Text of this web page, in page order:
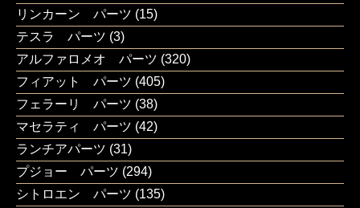
リンカーン パーツ (15)
テスラ パーツ (3)
アルファロメオ パーツ (320)
フィアット パーツ (405)
フェラーリ パーツ (38)
マセラティ パーツ (42)
ランチアパーツ (31)
プジョー パーツ (294)
シトロエン パーツ (135)